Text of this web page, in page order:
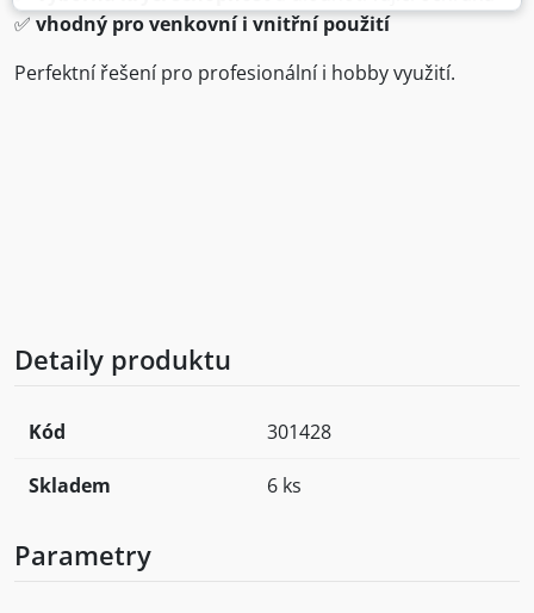
✅ vhodný pro venkovní i vnitřní použití
Perfektní řešení pro profesionální i hobby využití.
Detaily produktu
Kód 301428
Skladem 6 ks
Parametry